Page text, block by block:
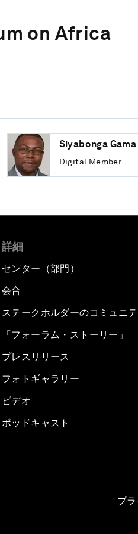
on Africa
Digital Member
Siyabonga Gama
詳細
センター（部門）
会合
ステークホルダーのコミュニ
「フォーラム・ストーリー」
プレスリリース
フォトギャラリー
ビデオ
ポッドキャスト
プ